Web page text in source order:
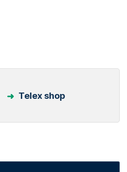
Telex shop